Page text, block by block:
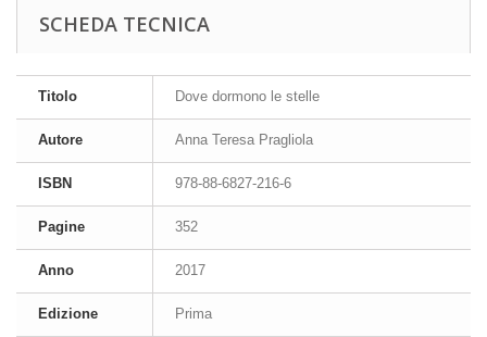
SCHEDA TECNICA
Titolo Dove dormono le stelle
Autore Anna Teresa Pragliola
ISBN 978-88-6827-216-6
Pagine 352
Anno 2017
Edizione Prima